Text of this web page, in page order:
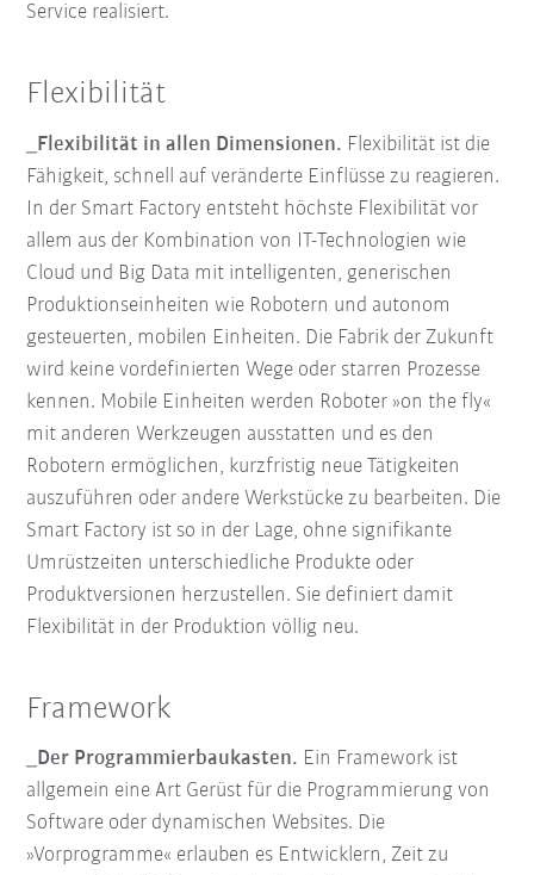
Service realisiert.
Flexibilität
_Flexibilität in allen Dimensionen. Flexibilität ist die
Fähigkeit, schnell auf veränderte Einflüsse zu reagieren.
In der Smart Factory entsteht höchste Flexibilität vor
allem aus der Kombination von IT-Technologien wie
Cloud und Big Data mit intelligenten, generischen
Produktionseinheiten wie Robotern und autonom
gesteuerten, mobilen Einheiten. Die Fabrik der Zukunft
wird keine vordefinierten Wege oder starren Prozesse
kennen. Mobile Einheiten werden Roboter »on the fly«
mit anderen Werkzeugen ausstatten und es den
Robotern ermöglichen, kurzfristig neue Tätigkeiten
auszuführen oder andere Werkstücke zu bearbeiten. Die
Smart Factory ist so in der Lage, ohne signifikante
Umrüstzeiten unterschiedliche Produkte oder
Produktversionen herzustellen. Sie definiert damit
Flexibilität in der Produktion völlig neu.
Framework
_Der Programmierbaukasten. Ein Framework ist
allgemein eine Art Gerüst für die Programmierung von
Software oder dynamischen Websites. Die
»Vorprogramme« erlauben es Entwicklern, Zeit zu